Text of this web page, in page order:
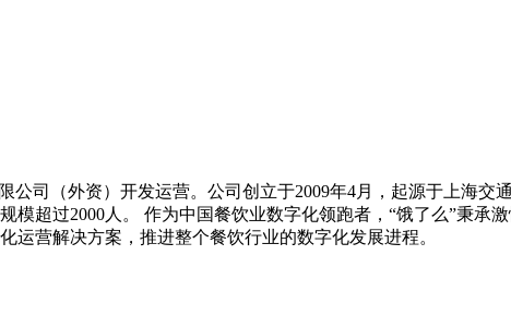
司（外资）开发运营。公司创立于2009年4月，起源于上海交
模超过2000人。 作为中国餐饮业数字化领跑者，“饿了么”秉承
营解决方案，推进整个餐饮行业的数字化发展进程。